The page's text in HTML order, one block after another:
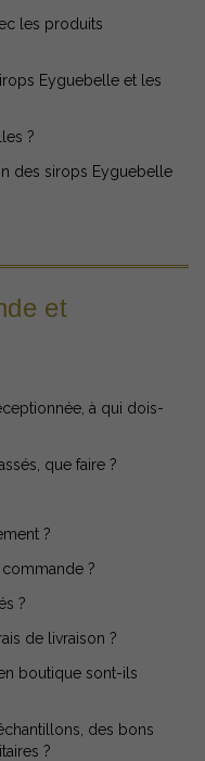
les produits
Eyguebelle et les
?
des sirops Eyguebelle
et
à qui dois-
que faire ?
?
?
?
de livraison ?
boutique sont-ils
des bons
?